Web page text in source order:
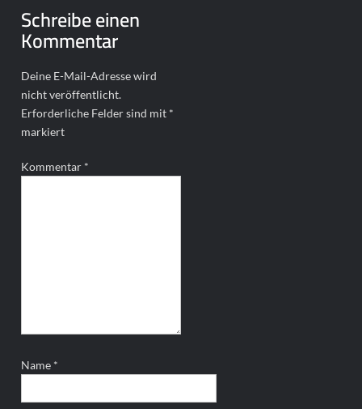
Schreibe einen
Kommentar
Deine E-Mail-Adresse wird
nicht veröffentlicht.
Erforderliche Felder sind mit *
markiert
Kommentar *
Name *